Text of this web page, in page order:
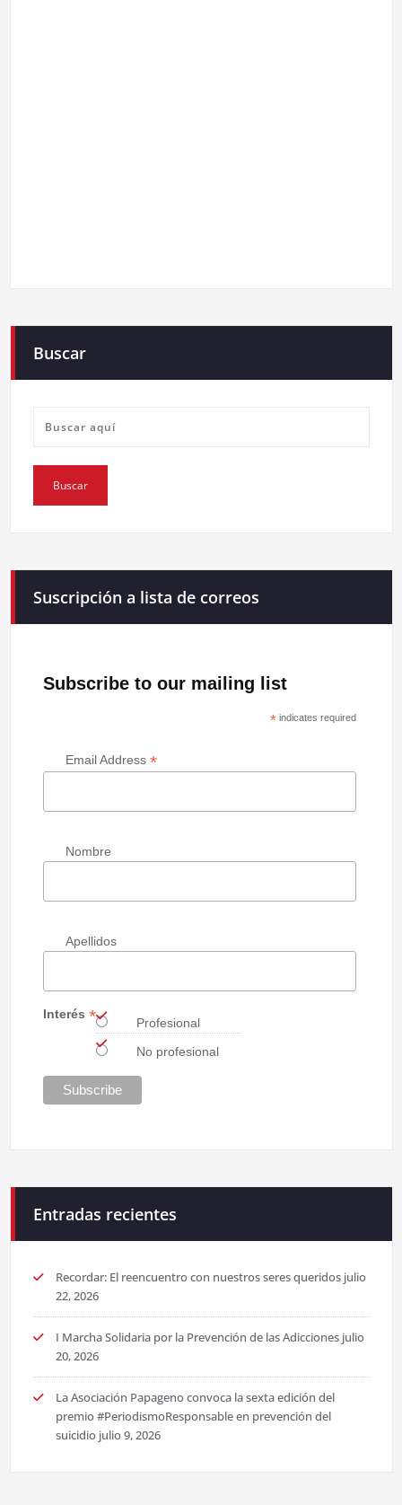
Buscar
Suscripción a lista de correos
Subscribe to our mailing list
*indicates required
Email Address *
Nombre
Apellidos
Interés *
Profesional
No profesional
Entradas recientes
Recordar: El reencuentro con nuestros seres queridos julio
22, 2026
I Marcha Solidaria por la Prevención de las Adicciones julio
20, 2026
La Asociación Papageno convoca la sexta edición del
premio #PeriodismoResponsable en prevención del
suicidio julio 9, 2026